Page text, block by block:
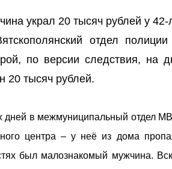
украл 20 тысяч рублей у
отдел
по версии следствия, на
20 тысяч рублей.
в межмуниципальный отдел
центра – у неё из дома
был малознакомый мужчина.